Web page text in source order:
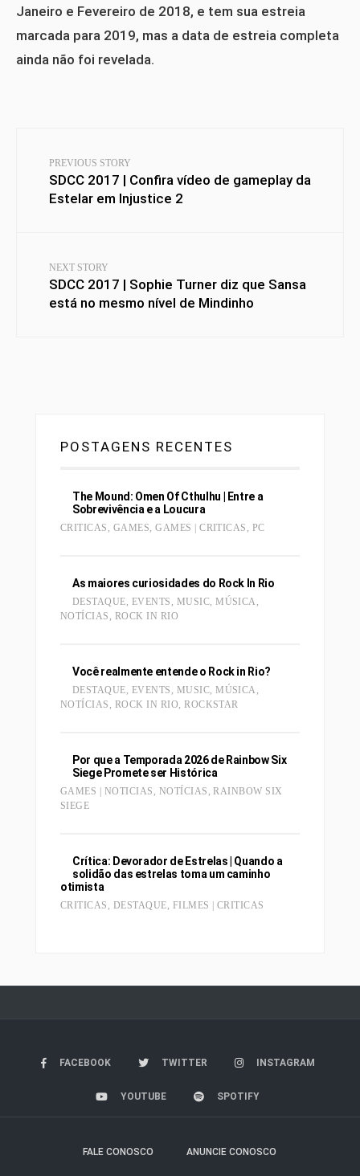
Janeiro e Fevereiro de 2018, e tem sua estreia
marcada para 2019, mas a data de estreia completa
ainda não foi revelada.
PREVIOUS STORY
SDCC 2017 | Confira vídeo de gameplay da
Estelar em Injustice 2
NEXT STORY
SDCC 2017 | Sophie Turner diz que Sansa
está no mesmo nível de Mindinho
POSTAGENS RECENTES
The Mound: Omen Of Cthulhu | Entre a
Sobrevivência e a Loucura
CRITICAS GAMES ,GAMES | CRITICAS PC
As maiores curiosidades do Rock In Rio
DESTAQUE EVENTS MUSIC ,MÚSICA
NOTÍCIAS
ROCK IN RIO
Você realmente entende o Rock in Rio?
DESTAQUE EVENTS MUSIC ,MÚSICA
NOTÍCIAS
ROCK IN RIO ,ROCKSTAR
Por que a Temporada 2026 de Rainbow Six
Siege Promete ser Histórica
GAMES | NOTICIAS NOTÍCIAS ,RAINBOW SIX
SIEGE
Crítica: Devorador de Estrelas | Quando a
solidão das estrelas toma um caminho
otimista
CRITICAS DESTAQUE FILMES | CRITICAS
FACEBOOK TWITTER INSTAGRAM
YOUTUBE SPOTIFY
FALE CONOSCO ANUNCIE CONOSCO